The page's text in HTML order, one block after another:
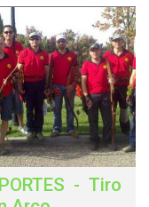
- Tiro